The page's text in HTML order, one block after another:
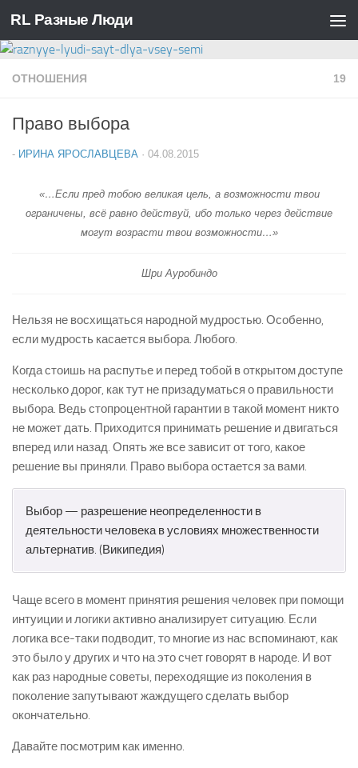
Перейти к содержимому
RL Разные Люди
ОТНОШЕНИЯ 19
Право выбора
- ИРИНА ЯРОСЛАВЦЕВА · 04.08.2015
«…Если пред тобою великая цель, а возможности твои
ограничены, всё равно действуй, ибо только через действие
могут возрасти твои возможности…»
Шри Ауробиндо
Нельзя не восхищаться народной мудростью. Особенно,
если мудрость касается выбора. Любого.
Когда стоишь на распутье и перед тобой в открытом доступе
несколько дорог, как тут не призадуматься о правильности
выбора. Ведь стопроцентной гарантии в такой момент никто
не может дать. Приходится принимать решение и двигаться
вперед или назад. Опять же все зависит от того, какое
решение вы приняли. Право выбора остается за вами.
Выбор — разрешение неопределенности в
деятельности человека в условиях множественности
альтернатив. (Википедия)
Чаще всего в момент принятия решения человек при помощи
интуиции и логики активно анализирует ситуацию. Если
логика все-таки подводит, то многие из нас вспоминают, как
это было у других и что на это счет говорят в народе. И вот
как раз народные советы, переходящие из поколения в
поколение запутывают жаждущего сделать выбор
окончательно.
Давайте посмотрим как именно.